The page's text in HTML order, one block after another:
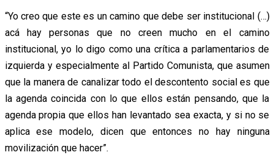
“Yo creo que este es un camino que debe ser institucional (…)
acá hay personas que no creen mucho en el camino
institucional, yo lo digo como una crítica a parlamentarios de
izquierda y especialmente al Partido Comunista, que asumen
que la manera de canalizar todo el descontento social es que
la agenda coincida con lo que ellos están pensando, que la
agenda propia que ellos han levantado sea exacta, y si no se
aplica ese modelo, dicen que entonces no hay ninguna
movilización que hacer”.